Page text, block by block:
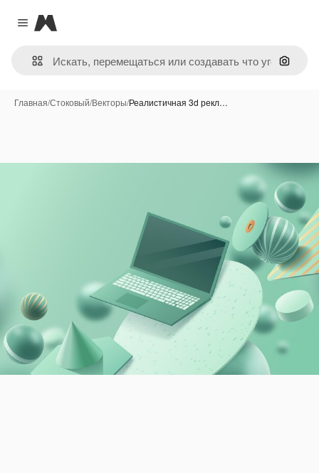
Close menu
Magnific
Поиск
Главная/Стоковый/Векторы/Реалистичная 3d рекл…